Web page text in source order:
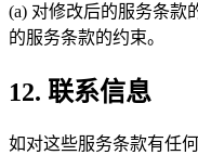
(a) 对修改后的服务条款
的服务条款的约束。
12. 联系信息
如对这些服务条款有任